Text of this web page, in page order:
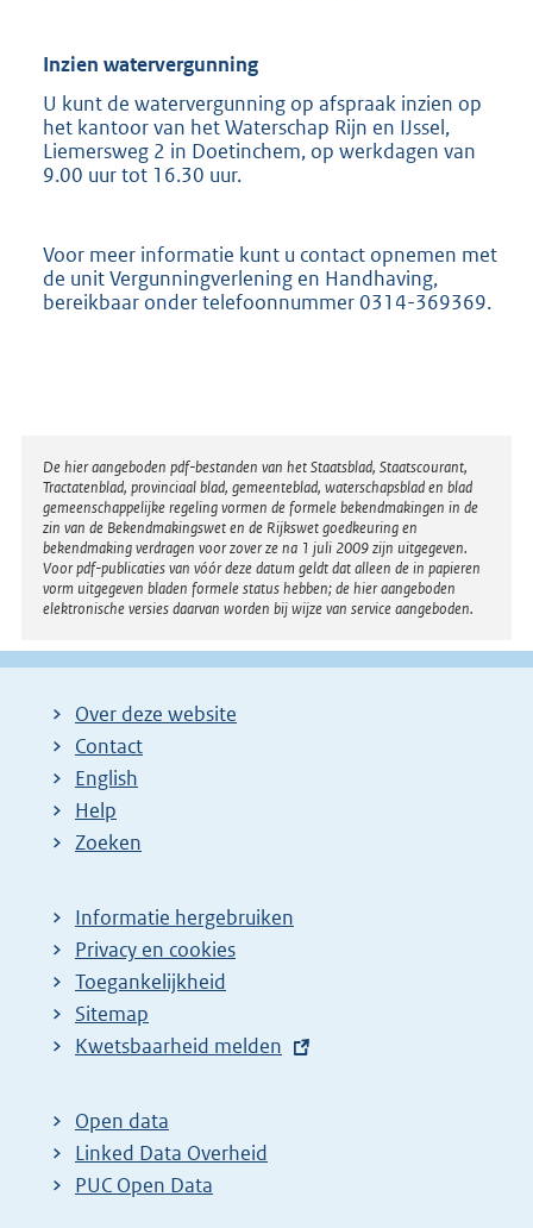
Inzien watervergunning
U kunt de watervergunning op afspraak inzien op
het kantoor van het Waterschap Rijn en IJssel,
Liemersweg 2 in Doetinchem, op werkdagen van
9.00 uur tot 16.30 uur.
Voor meer informatie kunt u contact opnemen met
de unit Vergunningverlening en Handhaving,
bereikbaar onder telefoonnummer 0314-369369.
Disclaimer
De hier aangeboden pdf-bestanden van het Staatsblad, Staatscourant,
Tractatenblad, provinciaal blad, gemeenteblad, waterschapsblad en blad
gemeenschappelijke regeling vormen de formele bekendmakingen in de
zin van de Bekendmakingswet en de Rijkswet goedkeuring en
bekendmaking verdragen voor zover ze na 1 juli 2009 zijn uitgegeven.
Voor pdf-publicaties van vóór deze datum geldt dat alleen de in papieren
vorm uitgegeven bladen formele status hebben; de hier aangeboden
elektronische versies daarvan worden bij wijze van service aangeboden.
Over deze website
Contact
English
Help
Zoeken
Informatie hergebruiken
Privacy en cookies
Toegankelijkheid
Sitemap
E
t
e
r
Kwetsbaarheid melden
Open data
Linked Data Overheid
PUC Open Data